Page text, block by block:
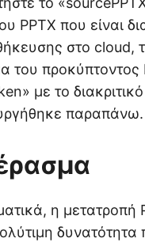
PPTX που είναι
στο cloud,
του προκύπτοντος
με το
παραπάνω.
η μετατροπή